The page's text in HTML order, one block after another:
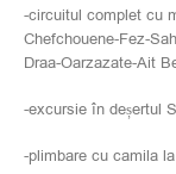
-circuitul complet cu
Chefchouene-Fez-
Draa-Oarzazate-Ait
-excursie în deșertul
-plimbare cu camila